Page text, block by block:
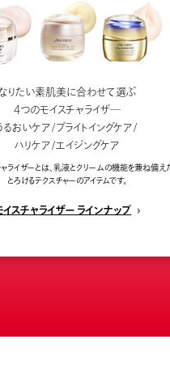
りたい素肌美に合わせて選ぶ
4つのモイスチャライザ―
るおいケア/ブライトイングケア/
ハリケア/エイジングケア
ライザーとは、乳液とクリームの機能を兼ね備え
とろけるテクスチャーのアイテムです。
イスチャライザー ラインナップ